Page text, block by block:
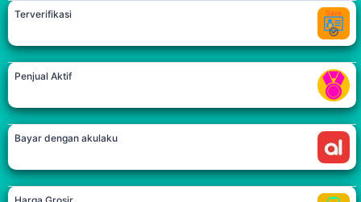
Terverifikasi
Penjual Aktif
Bayar dengan akulaku